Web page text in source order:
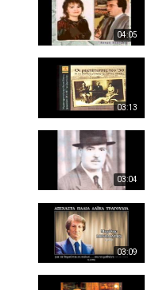
04:05
03:13
03:04
03:09